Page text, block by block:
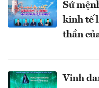
Sứ
kinh tế
thần
Vinh